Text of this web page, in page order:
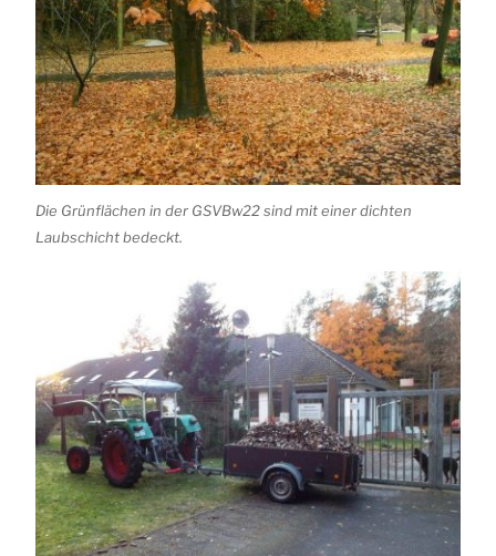
Die Grünflächen in der GSVBw22 sind mit einer dichten
Laubschicht bedeckt.